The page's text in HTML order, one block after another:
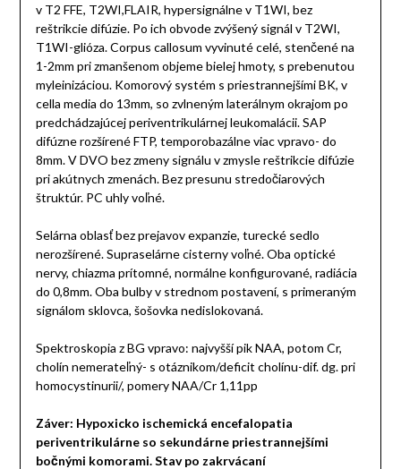
v T2 FFE, T2WI,FLAIR, hypersignálne v T1WI, bez
reštrikcie difúzie. Po ich obvode zvýšený signál v T2WI,
T1WI-glióza. Corpus callosum vyvinuté celé, stenčené na
1-2mm pri zmanšenom objeme bielej hmoty, s prebenutou
myleinizáciou. Komorový systém s priestrannejšími BK, v
cella media do 13mm, so zvlneným laterálnym okrajom po
predchádzajúcej periventrikulárnej leukomalácii. SAP
difúzne rozšírené FTP, temporobazálne viac vpravo- do
8mm. V DVO bez zmeny signálu v zmysle reštrikcie difúzie
pri akútnych zmenách. Bez presunu stredočiarových
štruktúr. PC uhly voľné.
Selárna oblasť bez prejavov expanzie, turecké sedlo
nerozšírené. Supraselárne cisterny voľné. Oba optické
nervy, chiazma prítomné, normálne konfigurované, radiácia
do 0,8mm. Oba bulby v strednom postavení, s primeraným
signálom sklovca, šošovka nedislokovaná.
Spektroskopia z BG vpravo: najvyšší pik NAA, potom Cr,
cholín nemerateľný- s otáznikom/deficit cholínu-dif. dg. pri
homocystinurii/, pomery NAA/Cr 1,11pp
Záver: Hypoxicko ischemická encefalopatia
periventrikulárne so sekundárne priestrannejšími
bočnými komorami. Stav po zakrvácaní